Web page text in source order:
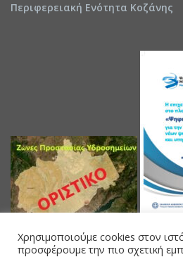
Περιφερειακή Ενότητα Κοζάνης
Χρησιμοποιούμε cookies στον
προσφέρουμε την πιο σχετική